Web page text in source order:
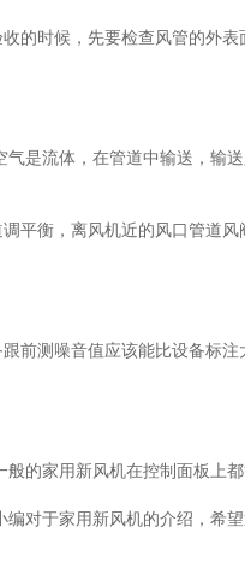
时候，先要检查风管的外表
流体，在管道中输送，输送
衡，离风机近的风口管道风
测噪音值应该能比设备标注
家用新风机在控制面板上都
编对于家用新风机的介绍，希